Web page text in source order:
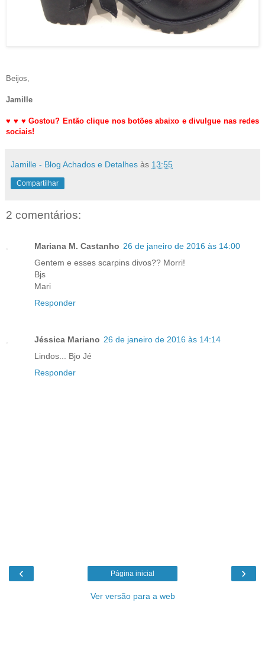
Beijos,
Jamille
♥ ♥ ♥Gostou? Então clique nos botões abaixo e divulgue nas redes
sociais!
Jamille - Blog Achados e Detalhes às 13:55
Compartilhar
2 comentários:
Mariana M. Castanho 26 de janeiro de 2016 às 14:00
Gentem e esses scarpins divos?? Morri!
Bjs
Mari
Responder
Jéssica Mariano 26 de janeiro de 2016 às 14:14
Lindos... Bjo Jé
Responder
‹ ›
Página inicial
Ver versão para a web